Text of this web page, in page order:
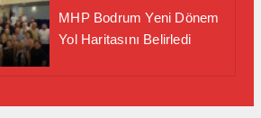
MHP Bodrum Yeni Dönem
Yol Haritasını Belirledi